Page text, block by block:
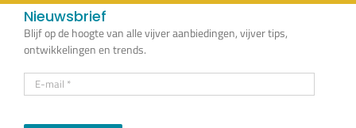
Nieuwsbrief
Blijf op de hoogte van alle vijver aanbiedingen, vijver tips,
ontwikkelingen en trends.